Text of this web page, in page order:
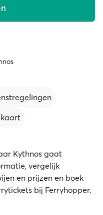
Kythnos gaat
vergelijk
en prijzen en boek
bij Ferryhopper.